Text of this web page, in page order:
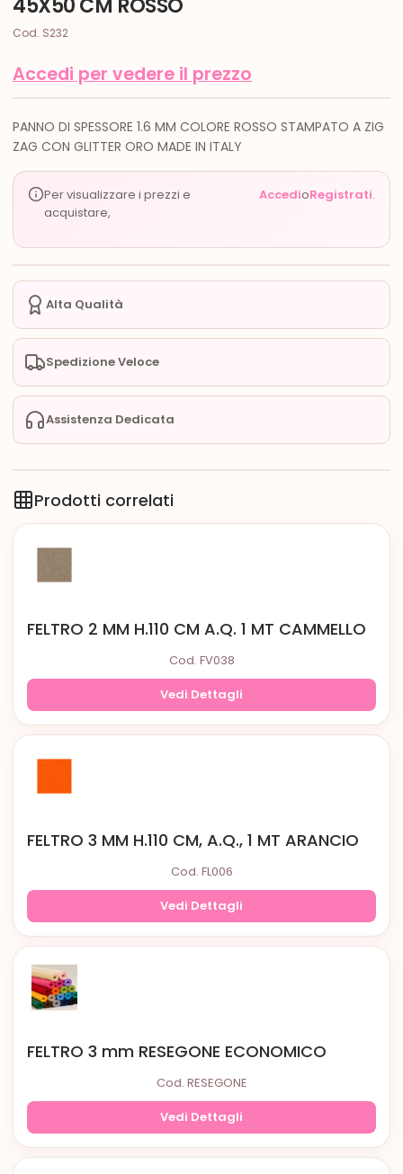
45X50 CM ROSSO
Cod. S232
Accedi per vedere il prezzo
PANNO DI SPESSORE 1.6 MM COLORE ROSSO STAMPATO A ZIG
ZAG CON GLITTER ORO MADE IN ITALY
Per visualizzare i prezzi e
acquistare,
AccedioRegistrati.
Alta Qualità
Spedizione Veloce
Assistenza Dedicata
Prodotti correlati
FELTRO 2 MM H.110 CM A.Q. 1 MT CAMMELLO
Cod. FV038
Vedi Dettagli
FELTRO 3 MM H.110 CM, A.Q., 1 MT ARANCIO
Cod. FL006
Vedi Dettagli
FELTRO 3 mm RESEGONE ECONOMICO
Cod. RESEGONE
Vedi Dettagli